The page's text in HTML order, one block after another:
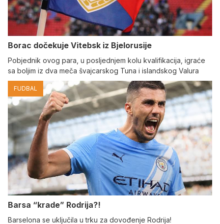
Borac dočekuje Vitebsk iz Bjelorusije
Pobjednik ovog para, u posljednjem kolu kvalifikacija, igraće
sa boljim iz dva meča švajcarskog Tuna i islandskog Valura
FUDBAL
Barsa “krade” Rodrija?!
Barselona se uključila u trku za dovođenje Rodrija!